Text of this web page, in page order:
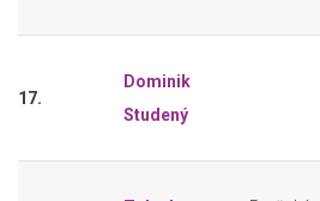
17.
Dominik
Studený